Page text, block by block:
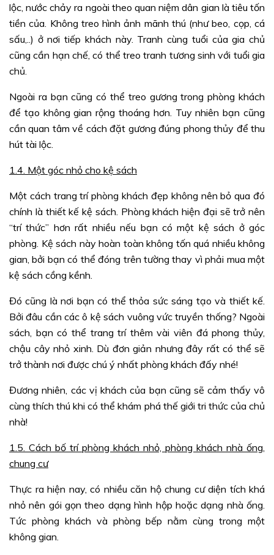
lộc, nước chảy ra ngoài theo quan niệm dân gian là tiêu tốn
tiền của. Không treo hình ảnh mãnh thú (như beo, cọp, cá
sấu,..) ở nơi tiếp khách này. Tranh cùng tuổi của gia chủ
cũng cần hạn chế, có thể treo tranh tương sinh với tuổi gia
chủ.
Ngoài ra bạn cũng có thể treo gương trong phòng khách
để tạo không gian rộng thoáng hơn. Tuy nhiên bạn cũng
cần quan tâm về cách đặt gương đúng phong thủy để thu
hút tài lộc.
1.4. Một góc nhỏ cho kệ sách
Một cách trang trí phòng khách đẹp không nên bỏ qua đó
chính là thiết kế kệ sách. Phòng khách hiện đại sẽ trở nên
“trí thức” hơn rất nhiều nếu bạn có một kệ sách ở góc
phòng. Kệ sách này hoàn toàn không tốn quá nhiều không
gian, bởi bạn có thể đóng trên tường thay vì phải mua một
kệ sách cồng kềnh.
Đó cũng là nơi bạn có thể thỏa sức sáng tạo và thiết kế.
Bởi đâu cần các ô kệ sách vuông vức truyền thống? Ngoài
sách, bạn có thể trang trí thêm vài viên đá phong thủy,
chậu cây nhỏ xinh. Dù đơn giản nhưng đây rất có thể sẽ
trở thành nơi được chú ý nhất phòng khách đấy nhé!
Đương nhiên, các vị khách của bạn cũng sẽ cảm thấy vô
cùng thích thú khi có thể khám phá thế giới tri thức của chủ
nhà!
1.5. Cách bố trí phòng khách nhỏ, phòng khách nhà ống,
chung cư
Thực ra hiện nay, có nhiều căn hộ chung cư diện tích khá
nhỏ nên gói gọn theo dạng hình hộp hoặc dạng nhà ống.
Tức phòng khách và phòng bếp nằm cùng trong một
không gian.